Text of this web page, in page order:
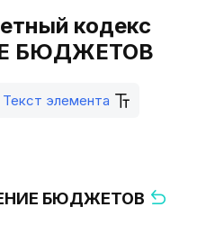
кодекс
БЮДЖЕТОВ
Текст элемента
БЮДЖЕТОВ